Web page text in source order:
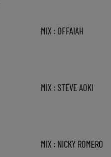
MIX : OFFAIAH
MIX : STEVE AOKI
MIX : NICKY ROMERO